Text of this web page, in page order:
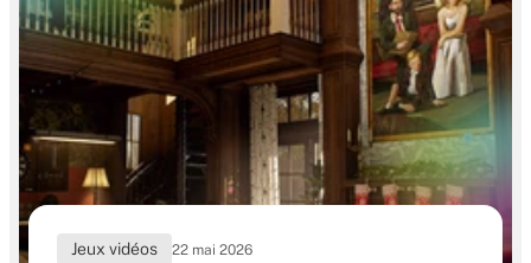
Jeux vidéos 22 mai 2026